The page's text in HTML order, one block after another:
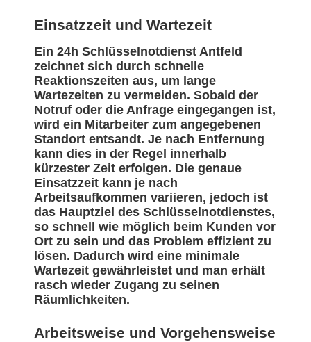
Einsatzzeit und Wartezeit
Ein 24h Schlüsselnotdienst Antfeld
zeichnet sich durch schnelle
Reaktionszeiten aus, um lange
Wartezeiten zu vermeiden. Sobald der
Notruf oder die Anfrage eingegangen ist,
wird ein Mitarbeiter zum angegebenen
Standort entsandt. Je nach Entfernung
kann dies in der Regel innerhalb
kürzester Zeit erfolgen. Die genaue
Einsatzzeit kann je nach
Arbeitsaufkommen variieren, jedoch ist
das Hauptziel des Schlüsselnotdienstes,
so schnell wie möglich beim Kunden vor
Ort zu sein und das Problem effizient zu
lösen. Dadurch wird eine minimale
Wartezeit gewährleistet und man erhält
rasch wieder Zugang zu seinen
Räumlichkeiten.
Arbeitsweise und Vorgehensweise